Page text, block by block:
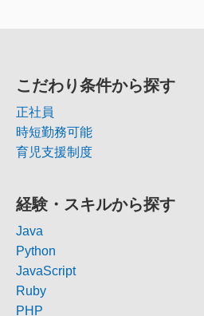
こだわり条件から探す
正社員
時短勤務可能
育児支援制度
経験・スキルから探す
Java
Python
JavaScript
Ruby
PHP